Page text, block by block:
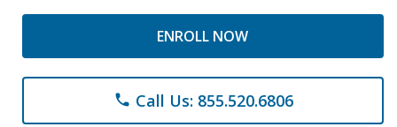
ENROLL NOW
phone Call Us: 855.520.6806